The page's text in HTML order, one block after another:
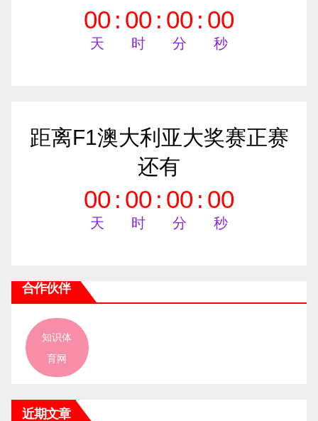
00
天
: 00
时
: 00
分
: 00
秒
距离F1澳大利亚大奖赛正赛
还有
00
天
: 00
时
: 00
分
: 00
秒
合作伙伴
知识体
育网
近期文章